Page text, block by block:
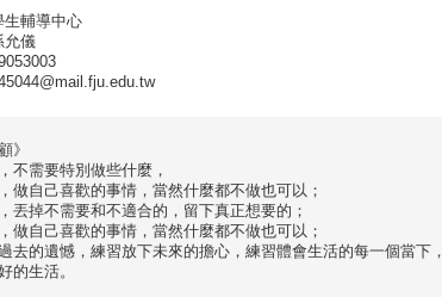
生輔導中心
允儀
》
不需要特別做些什麼，
做自己喜歡的事情，當然什麼都不做也可以；
丟掉不需要和不適合的，留下真正想要的；
做自己喜歡的事情，當然什麼都不做也可以；
去的遺憾，練習放下未來的擔心，練習體會生活的每一個當下，
的生活。